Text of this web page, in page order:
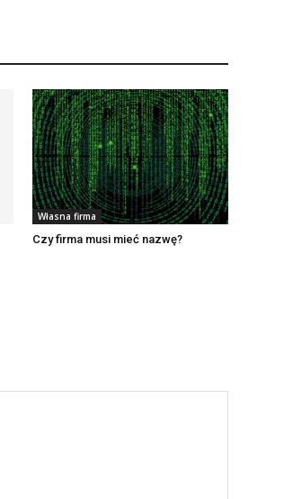
Własna firma
Czy firma musi mieć nazwę?